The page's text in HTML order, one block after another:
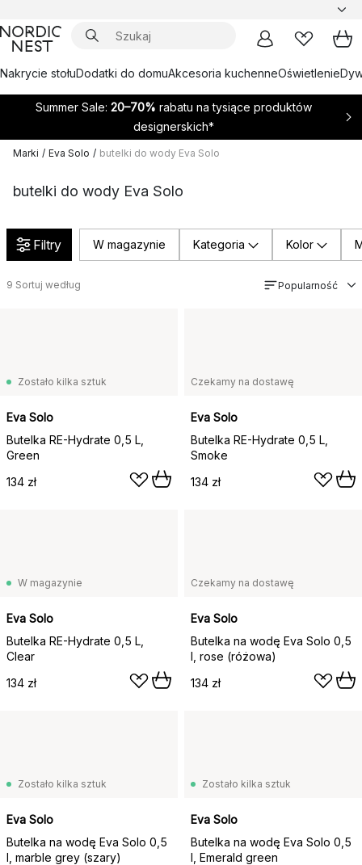
Nakrycie stołuDodatki do domuAkcesoria kuchenneOświetlenie
Summer Sale: 20–70% rabatu na tysiące produktów
designerskich*
Marki / Eva Solo / butelki do wody Eva Solo
butelki do wody Eva Solo
Filtry W magazynie Kategoria Kolor
9 Sortuj według Popularność
Zostało kilka sztuk
Eva Solo
Butelka RE-Hydrate 0,5 L,
Green
134 zł
Czekamy na dostawę
Eva Solo
Butelka RE-Hydrate 0,5 L,
Smoke
134 zł
W magazynie
Eva Solo
Butelka RE-Hydrate 0,5 L,
Clear
134 zł
Czekamy na dostawę
Eva Solo
Butelka na wodę Eva Solo 0,5
l, rose (różowa)
134 zł
Zostało kilka sztuk
Eva Solo
Butelka na wodę Eva Solo 0,5
l, marble grey (szary)
Zostało kilka sztuk
Eva Solo
Butelka na wodę Eva Solo 0,5
l, Emerald green